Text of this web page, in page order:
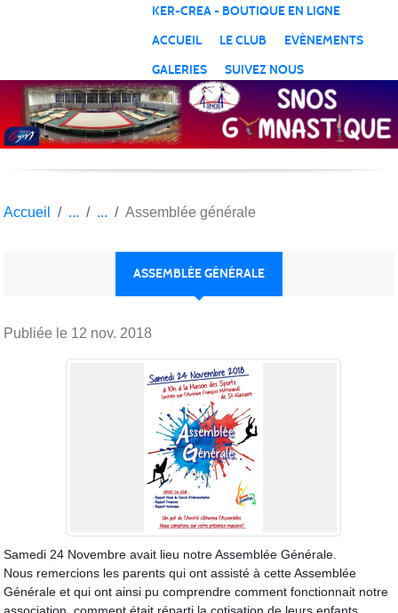
KER-CREA - BOUTIQUE EN LIGNE
ACCUEIL
LE CLUB
EVÈNEMENTS
GALERIES
SUIVEZ NOUS
Accueil Assemblée générale
ASSEMBLÉE GÉNÉRALE
Publiée le 12 nov. 2018
Samedi 24 Novembre avait lieu notre Assemblée Générale.
Nous remercions les parents qui ont assisté à cette Assemblée
Générale et qui ont ainsi pu comprendre comment fonctionnait notre
association, comment était réparti la cotisation de leurs enfants,
Panneau de gestion des cookies